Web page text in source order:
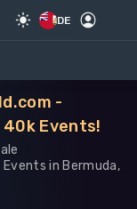
DE
-
Events!
in Bermuda,